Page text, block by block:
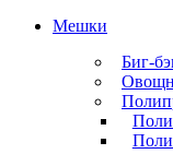
Мешки
Биг-